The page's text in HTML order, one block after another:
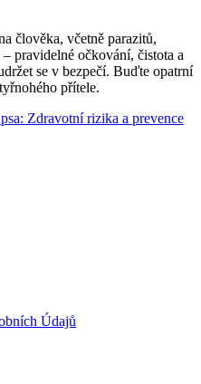
člověka, včetně parazitů,
pravidelné očkování, čistota a
se v bezpečí. Buďte opatrní
přítele.
Zdravotní rizika a prevence
Údajů